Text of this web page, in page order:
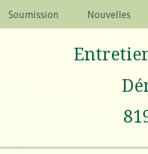
Soumission Nouvelles